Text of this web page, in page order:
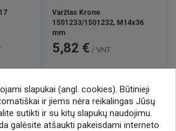
Varžtas Krone
1501233/1501232, M14x36
mm
Kaina
5,82 € / VNT
2 3 … 12 
slapukai (angl. cookies). Būtinieji
ir jiems nėra reikalingas Jūsų
sutikti ir su kitų slapukų naudojimu.
galėsite atšaukti pakeisdami interneto